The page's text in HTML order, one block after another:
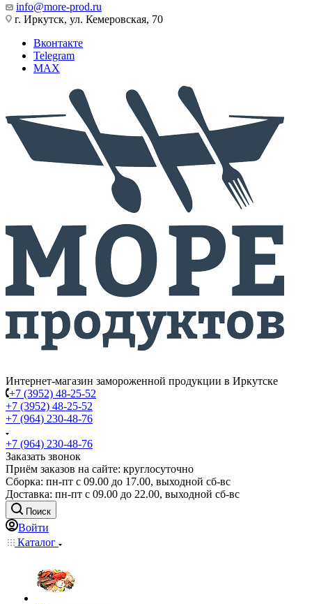
info@more-prod.ru
г. Иркутск, ул. Кемеровская, 70
Вконтакте
Telegram
MAX
Интернет-магазин замороженной продукции в Иркутске
+7 (3952) 48-25-52
+7 (3952) 48-25-52
+7 (964) 230-48-76
+7 (964) 230-48-76
Заказать звонок
Приём заказов на сайте: круглосуточно
Сборка: пн-пт с 09.00 до 17.00, выходной сб-вс
Доставка: пн-пт с 09.00 до 22.00, выходной сб-вс
Поиск
Войти
Каталог